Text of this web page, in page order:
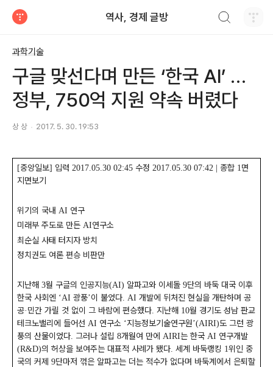
역사, 경제 글방
과학기술
구글 맞선다며 만든 ‘한국 AI’ …
정부, 750억 지원 약속 버렸다
상 상 2017. 5. 30. 19:53
[중앙일보] 입력 2017.05.30 02:45 수정 2017.05.30 07:42 | 종합 1 면
지면보기
위기의 국내 AI 연구
미래부 주도로 만든 AI연구소
최순실 사태 터지자 방치
정치권도 여론 편승 비판만
지난해 3월 구글의 인공지능(AI) 알파고와 이세돌 9단의 바둑 대국 이후
한국 사회엔 ‘AI 광풍’이 불었다. AI 개발에 뒤처진 현실을 개탄하며 공
공· 민간 가릴 것 없이 그 바람에 편승했다. 지난해 10월 경기도 성남 판교
테크노밸리에 들어선 AI 연구소 ‘지능정보기술연구원’(AIRI)도 그런 광
풍의 산물이었다. 그러나 설립 8개월여 만에 AIRI는 한국 AI 연구개발
(R&D)의 허상을 보여주는 대표적 사례가 됐다. 세계 바둑랭킹 1위인 중
국의 커제 9단마저 꺾은 알파고는 더는 적수가 없다며 바둑계에서 은퇴할